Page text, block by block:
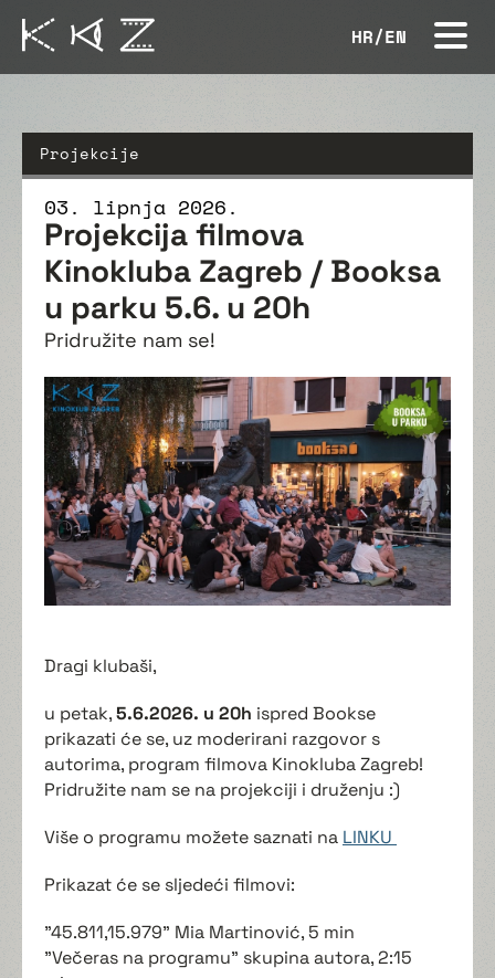
HR/EN
Projekcije
03. lipnja 2026.
Projekcija filmova
Kinokluba Zagreb / Booksa
u parku 5.6. u 20h
Pridružite nam se!
Dragi klubaši,
u petak,5.6.2026. u 20h ispred Bookse
prikazati će se, uz moderirani razgovor s
autorima, program filmova Kinokluba Zagreb!
Pridružite nam se na projekciji i druženju :)
Više o programu možete saznati na LINKU
Prikazat će se sljedeći filmovi:
"45.811,15.979" Mia Martinović, 5 min
"Večeras na programu" skupina autora, 2:15